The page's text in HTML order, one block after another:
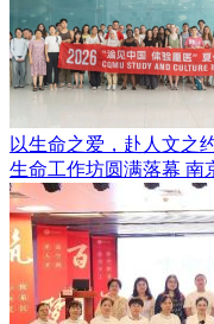
以生命之爱，赴人文之
生命工作坊圆满落幕 南